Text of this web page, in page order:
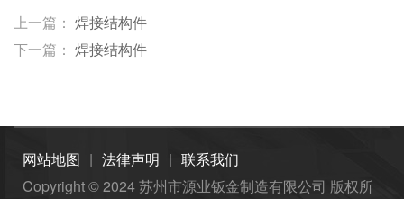
上一篇： 焊接结构件
下一篇： 焊接结构件
网站地图 | 法律声明 | 联系我们
Copyright © 2024苏州市源业钣金制造有限公司 版权所